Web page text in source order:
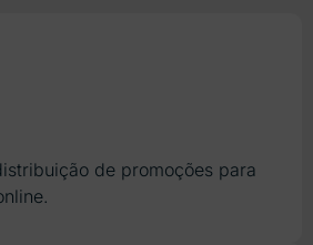
de promoções para